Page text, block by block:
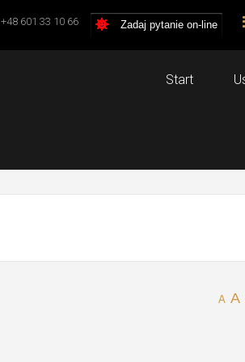
+48 601 33 10 66 Zadaj pytanie on-line
Start
A A